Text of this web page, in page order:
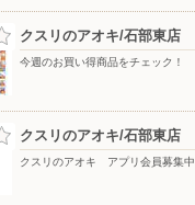
〒520-3032 滋賀県栗東市苅原146
クスリのアオキ/石部東店
今週のお買い得商品をチェック！
クスリのアオキ/石部東店
クスリのアオキ アプリ会員募集中